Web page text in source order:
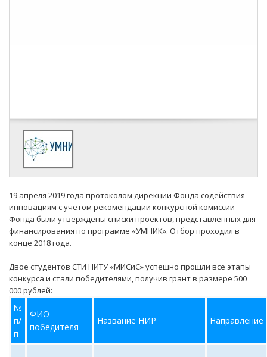
19 апреля 2019 года протоколом дирекции Фонда содействия
инновациям с учетом рекомендации конкурсной комиссии
Фонда были утверждены списки проектов, представленных для
финансирования по программе «УМНИК». Отбор проходил в
конце 2018 года.
Двое студентов СТИ НИТУ «МИСиС» успешно прошли все этапы
конкурса и стали победителями, получив грант в размере 500
000 рублей:
№
п/
п
ФИО
победителя
Название НИР Направление